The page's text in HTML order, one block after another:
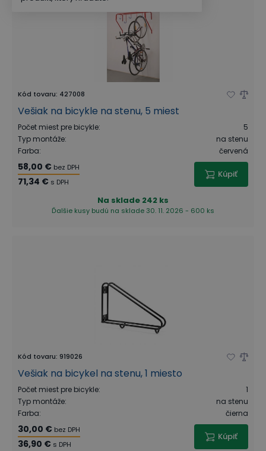
Kód tovaru: 427008
Vešiak na bicykle na stenu, 5 miest
Počet miest pre bicykle:
5
Typ montáže:
na stenu
Farba: červená
58,00 € bez DPH
71,34 € s DPH
Kúpiť
Na sklade 242 ks
Ďalšie kusy budú na sklade 30. 11. 2026 - 600 ks
Kód tovaru: 919026
Vešiak na bicykel na stenu, 1 miesto
Počet miest pre bicykle:
1
Typ montáže:
na stenu
Farba: čierna
30,00 € bez DPH
36,90 € s DPH
Kúpiť